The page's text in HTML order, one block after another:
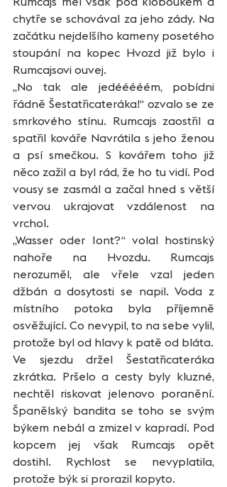
chytře se schovával za jeho zády. Na
začátku nejdelšího kameny posetého
stoupání na kopec Hvozd již bylo i
Rumcajsovi ouvej.
„No tak ale jedééééém, pobídni
řádně Šestatřicateráka!“ ozvalo se ze
smrkového stínu. Rumcajs zaostřil a
spatřil kováře Navrátila s jeho ženou
a psí smečkou. S kovářem toho již
něco zažil a byl rád, že ho tu vidí. Pod
vousy se zasmál a začal hned s větší
vervou ukrajovat vzdálenost na
vrchol.
„Wasser oder Iont?“ volal hostinský
nahoře na Hvozdu. Rumcajs
nerozuměl, ale vřele vzal jeden
džbán a dosytosti se napil. Voda z
místního potoka byla příjemně
osvěžující. Co nevypil, to na sebe vylil,
Ve sjezdu držel Šestatřicateráka
zkrátka. Pršelo a cesty byly kluzné,
nechtěl riskovat jelenovo poranění.
Španělský bandita se toho se svým
býkem nebál a zmizel v kapradí. Pod
kopcem jej však Rumcajs opět
dostihl. Rychlost se nevyplatila,
protože býk si prorazil kopyto.